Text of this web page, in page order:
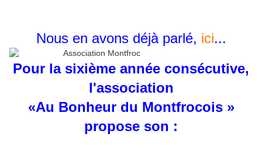
Nous en avons déjà parlé, ici...
Pour la sixième année consécutive,
l'association
«Au Bonheur du Montfrocois »
propose son :